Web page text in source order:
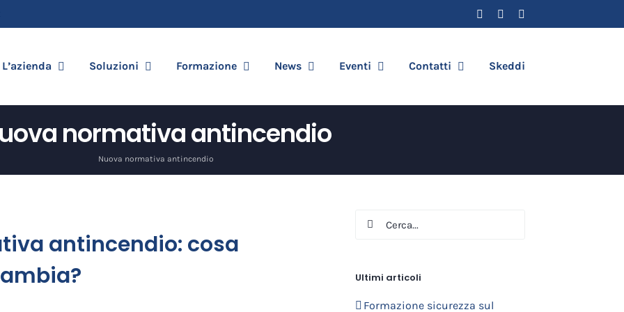
FacebookYouTube
L’azienda Soluzioni Formazione News Eventi Contatti Skeddi
normativa antincendio
Nuova normativa antincendio
antincendio: cosa
Cerca
Ultimi articoli
Formazione sicurezza sul